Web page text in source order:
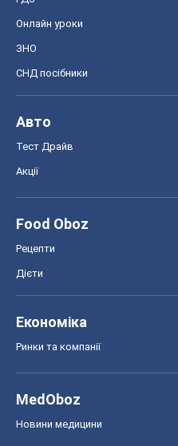
Онлайн уроки
ЗНО
СНД посібники
Авто
Тест Драйв
Акції
Food Oboz
Рецепти
Дієти
Економіка
Ринки та компанії
MedOboz
Новини медицини